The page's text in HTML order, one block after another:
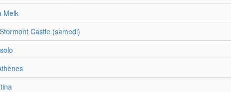
Melk
Castle (samedi)